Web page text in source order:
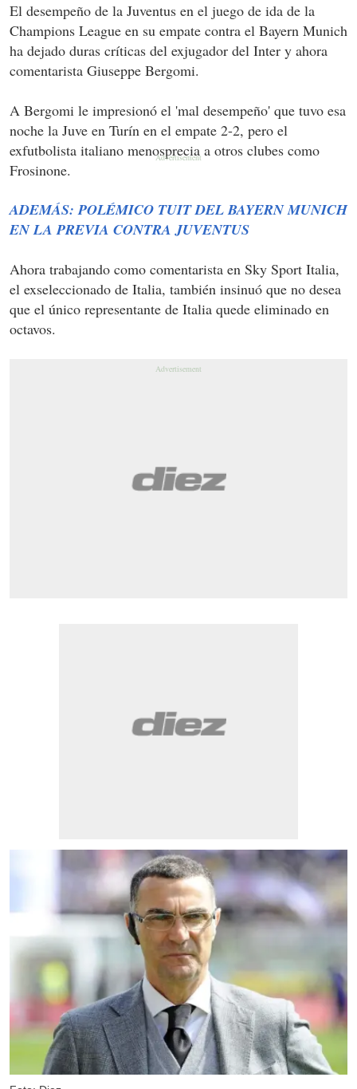
El desempeño de la Juventus en el juego de ida de la
Champions League en su empate contra el Bayern Munich
ha dejado duras críticas del exjugador del Inter y ahora
comentarista Giuseppe Bergomi.
A Bergomi le impresionó el 'mal desempeño' que tuvo esa
noche la Juve en Turín en el empate 2-2, pero el
exfutbolista italiano menosprecia a otros clubes como
Frosinone.
ADEMÁS: POLÉMICO TUIT DEL BAYERN MUNICH
EN LA PREVIA CONTRA JUVENTUS
Ahora trabajando como comentarista en Sky Sport Italia,
el exseleccionado de Italia, también insinuó que no desea
que el único representante de Italia quede eliminado en
octavos.